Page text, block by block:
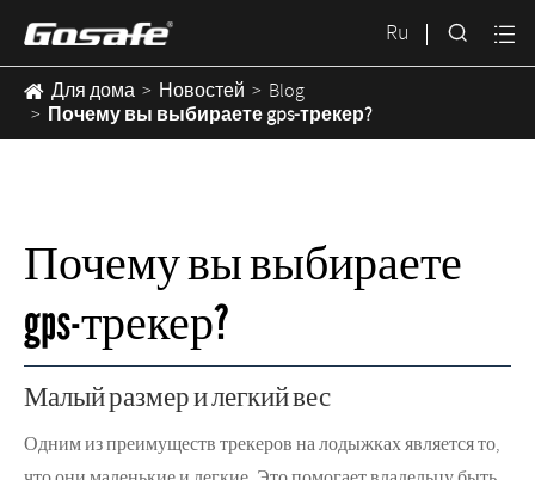
Ru  
Для дома Новостей
Blog
Почему вы выбираете gps-трекер?
Почему вы выбираете
gps-трекер?
Малый размер и легкий вес
Одним из преимуществ трекеров на лодыжках является то,